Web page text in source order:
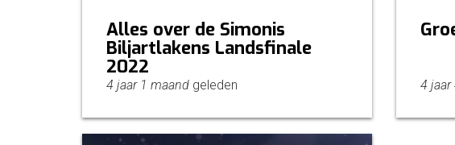
Alles over de Simonis
Biljartlakens Landsfinale
2022
4 jaar 1 maand geleden 4 jaar